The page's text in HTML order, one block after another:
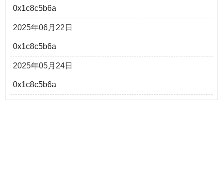
0x1c8c5b6a
2025年06月22日
0x1c8c5b6a
2025年05月24日
0x1c8c5b6a